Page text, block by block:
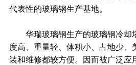
代表性的玻璃钢生产基地。
华瑞玻璃钢生产的玻璃钢冷却
度高、重量轻、体积小、占地少、
装和维修都较方便。因而被广泛应